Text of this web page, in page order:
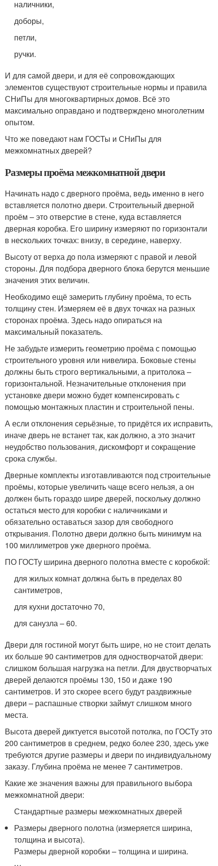
наличники,
доборы,
петли,
ручки.
И для самой двери, и для её сопровождающих
элементов существуют строительные нормы и правила
СНиПы для многоквартирных домов. Всё это
максимально оправдано и подтверждено многолетним
опытом.
Что же поведают нам ГОСТы и СНиПы для
межкомнатных дверей?
Размеры проёма межкомнатной двери
Начинать надо с дверного проёма, ведь именно в него
вставляется полотно двери. Строительный дверной
проём – это отверстие в стене, куда вставляется
дверная коробка. Его ширину измеряют по горизонтали
в нескольких точках: внизу, в середине, наверху.
Высоту от верха до пола измеряют с правой и левой
стороны. Для подбора дверного блока берутся меньшие
значения этих величин.
Необходимо ещё замерить глубину проёма, то есть
толщину стен. Измеряем её в двух точках на разных
сторонах проёма. Здесь надо опираться на
максимальный показатель.
Не забудьте измерить геометрию проёма с помощью
строительного уровня или нивелира. Боковые стены
должны быть строго вертикальными, а притолока –
горизонтальной. Незначительные отклонения при
установке двери можно будет компенсировать с
помощью монтажных пластин и строительной пены.
А если отклонения серьёзные, то придётся их исправить,
иначе дверь не встанет так, как должно, а это значит
неудобство пользования, дискомфорт и сокращение
срока службы.
Дверные комплекты изготавливаются под строительные
проёмы, которые увеличить чаще всего нельзя, а он
должен быть гораздо шире дверей, поскольку должно
остаться место для коробки с наличниками и
обязательно оставаться зазор для свободного
открывания. Полотно двери должно быть минимум на
100 миллиметров уже дверного проёма.
ПО ГОСТу ширина дверного полотна вместе с коробкой:
для жилых комнат должна быть в пределах 80
сантиметров,
для кухни достаточно 70,
для санузла – 60.
Двери для гостиной могут быть шире, но не стоит делать
их больше 90 сантиметров для одностворчатой двери:
слишком большая нагрузка на петли. Для двустворчатых
дверей делаются проёмы 130, 150 и даже 190
сантиметров. И это скорее всего будут раздвижные
двери – распашные створки займут слишком много
места.
Высота дверей диктуется высотой потолка, по ГОСТу это
200 сантиметров в среднем, редко более 230, здесь уже
требуются другие размеры и двери по индивидуальному
заказу. Глубина проёма не менее 7 сантиметров.
Какие же значения важны для правильного выбора
межкомнатной двери:
Стандартные размеры межкомнатных дверей
Размеры дверного полотна (измеряется ширина,
толщина и высота).
Размеры дверной коробки – толщина и ширина.